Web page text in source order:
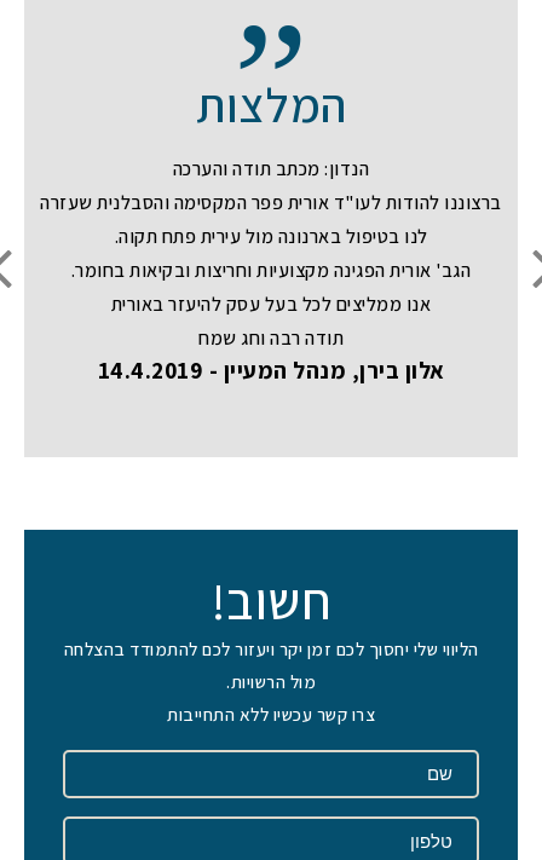
המלצות
הנדון: מכתב תודה והערכה
ברצוננו להודות לעו"ד אורית פפר המקסימה והסבלנית שעזרה
לנו בטיפול בארנונה מול עירית פתח תקוה.
הגב' אורית הפגינה מקצועיות וחריצות ובקיאות בחומר.
אנו ממליצים לכל בעל עסק להיעזר באורית
תודה רבה וחג שמח
אלון בירן, מנהל המעיין - 14.4.2019
חשוב!
הליווי שלי יחסוך לכם זמן יקר ויעזור לכם להתמודד בהצלחה
מול הרשויות.
צרו קשר עכשיו ללא התחייבות